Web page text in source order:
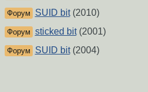
Форум SUID bit(2010)
Форум sticked bit(2001)
Форум SUID bit(2004)